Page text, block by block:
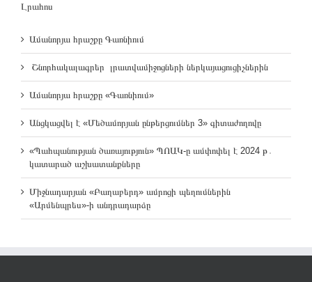
Լրահոս
Ամանորյա հրաշքը Գառնիում
Շնորհակալագրեր լրատվամիջոցների ներկայացուցիչներին
Ամանորյա հրաշքը «Գառնիում»
Անցկացվել է «Մեծամորյան ընթերցումներ 3» գիտաժողովը
«Պահպանության ծառայություն» ՊՈԱԿ-ը ամփոփել է 2024 թ․
կատարած աշխատանքները
Միջնադարյան «Բաղաբերդ» ամրոցի պեղումներին
«Արմենպրես»-ի անդրադարձը